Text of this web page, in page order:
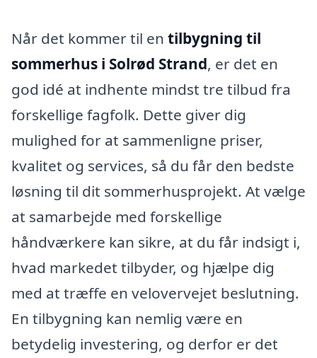
Når det kommer til en tilbygning til
sommerhus i Solrød Strand, er det en
god idé at indhente mindst tre tilbud fra
forskellige fagfolk. Dette giver dig
mulighed for at sammenligne priser,
kvalitet og services, så du får den bedste
løsning til dit sommerhusprojekt. At vælge
at samarbejde med forskellige
håndværkere kan sikre, at du får indsigt i,
hvad markedet tilbyder, og hjælpe dig
med at træffe en velovervejet beslutning.
En tilbygning kan nemlig være en
betydelig investering, og derfor er det